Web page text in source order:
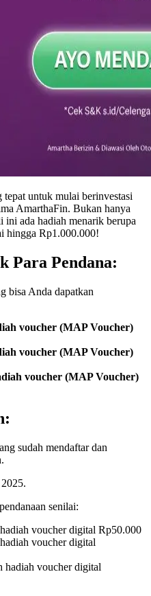
untuk mulai berinvestasi
AmarthaFin. Bukan hanya
ini ada hadiah menarik berupa
hingga Rp1.000.000!
Para Pendana:
bisa Anda dapatkan
voucher (MAP Voucher)
voucher (MAP Voucher)
voucher (MAP Voucher)
sudah mendaftar dan
senilai:
voucher digital Rp50.000
voucher digital
hadiah voucher digital